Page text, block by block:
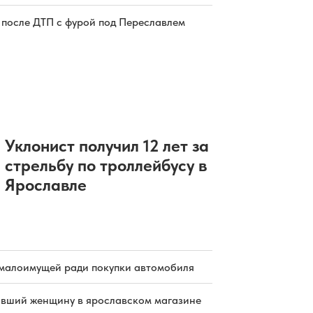
ДТП с фурой под Переславлем
Уклонист получил 12 лет за
стрельбу по троллейбусу в
Ярославле
ради покупки автомобиля
женщину в ярославском магазине